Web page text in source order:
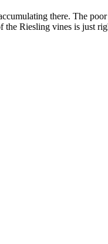
there. The
Riesling vines is just